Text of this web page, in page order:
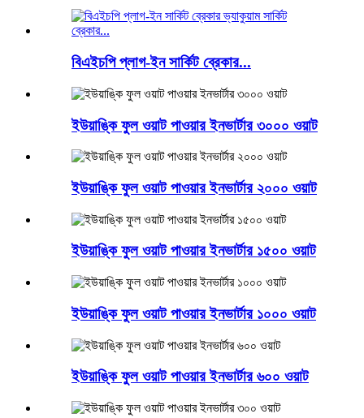
বিএইচপি প্লাগ-ইন সার্কিট ব্রেকার...
ইউয়াঙ্কি ফুল ওয়াট পাওয়ার ইনভার্টার ৩০০০ ওয়াট
ইউয়াঙ্কি ফুল ওয়াট পাওয়ার ইনভার্টার ২০০০ ওয়াট
ইউয়াঙ্কি ফুল ওয়াট পাওয়ার ইনভার্টার ১৫০০ ওয়াট
ইউয়াঙ্কি ফুল ওয়াট পাওয়ার ইনভার্টার ১০০০ ওয়াট
ইউয়াঙ্কি ফুল ওয়াট পাওয়ার ইনভার্টার ৬০০ ওয়াট